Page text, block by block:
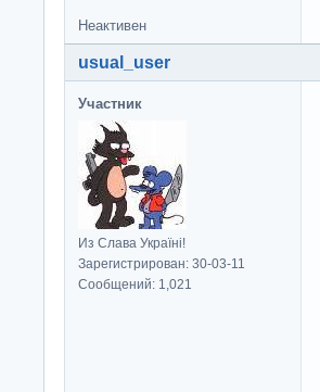
Неактивен
usual_user
Участник
Из Слава Україні!
Зарегистрирован: 30-03-11
Сообщений: 1,021